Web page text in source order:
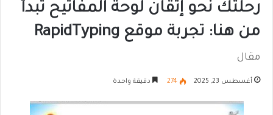
رحلتك نحو إتقان لوحة المفاتيح تبدأ
من هنا: تجربة موقع RapidTyping
مقال
أغسطس 23, 2025 274 دقيقة واحدة